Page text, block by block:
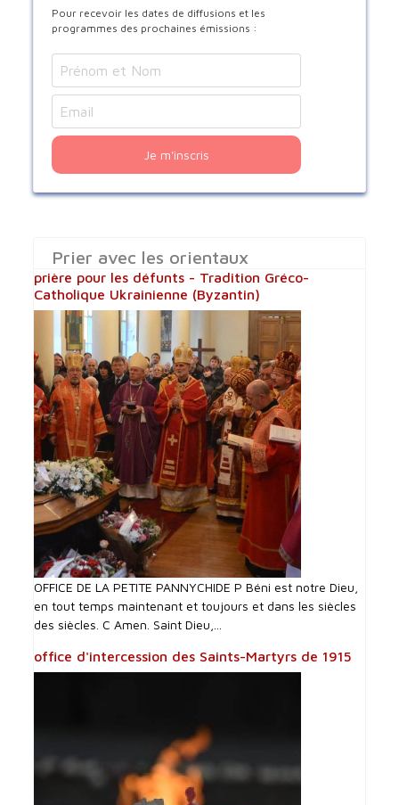
Pour recevoir les dates de diffusions et les
programmes des prochaines émissions :
Je m'inscris
Prier avec les orientaux
prière pour les défunts - Tradition Gréco-
Catholique Ukrainienne (Byzantin)
OFFICE DE LA PETITE PANNYCHIDE P Béni est notre Dieu,
en tout temps maintenant et toujours et dans les siècles
des siècles. C Amen. Saint Dieu,...
office d'intercession des Saints-Martyrs de 1915